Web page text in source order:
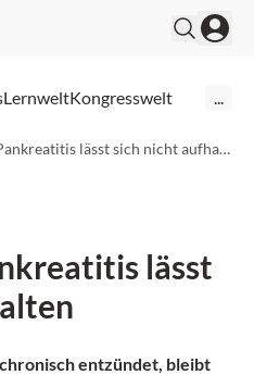
LernweltKongresswelt
Chronische Pankreatitis lässt sich nicht aufhalten
lässt
entzündet, bleibt